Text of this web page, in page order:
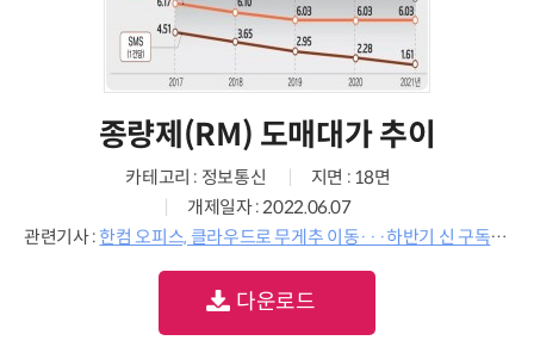
종량제(RM) 도매대가 추이
카테고리 : 정보통신
지면 : 18면
개제일자 : 2022.06.07
관련기사 : 한컴 오피스, 클라우드로 무게추 이동···하반기 신 구독형 모델 선봬
다운로드